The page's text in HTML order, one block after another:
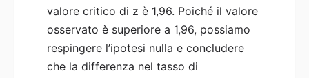
valore critico di z è 1,96. Poiché il valore
osservato è superiore a 1,96, possiamo
respingere l’ipotesi nulla e concludere
che la differenza nel tasso di